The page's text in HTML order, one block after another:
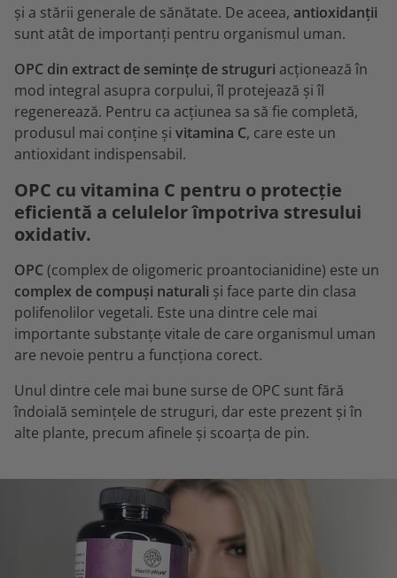
și a stării generale de sănătate. De aceea, antioxidanții
sunt atât de importanți pentru organismul uman.
OPC din extract de semințe de struguri acționează în
mod integral asupra corpului, îl protejează și îl
regenerează. Pentru ca acțiunea sa să fie completă,
produsul mai conține și vitamina C, care este un
antioxidant indispensabil.
OPC cu vitamina C pentru o protecție
eficientă a celulelor împotriva stresului
oxidativ.
OPC(complex de oligomeric proantocianidine) este un
complex de compuși naturali și face parte din clasa
polifenolilor vegetali. Este una dintre cele mai
importante substanțe vitale de care organismul uman
are nevoie pentru a funcționa corect.
Unul dintre cele mai bune surse de OPC sunt fără
îndoială semințele de struguri, dar este prezent și în
alte plante, precum afinele și scoarța de pin.